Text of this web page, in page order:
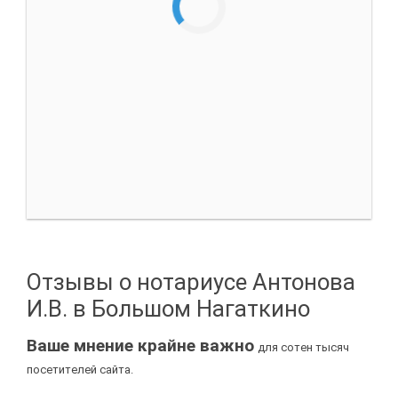
Отзывы о нотариусе Антонова
И.В. в Большом Нагаткино
Ваше мнение крайне важно для сотен тысяч
посетителей сайта.